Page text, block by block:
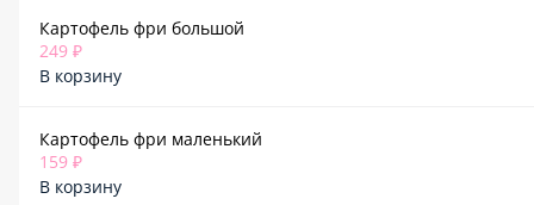
Картофель фри большой
249 ₽
В корзину
Картофель фри маленький
159 ₽
В корзину